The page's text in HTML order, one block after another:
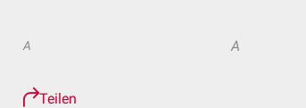
A A
Teilen